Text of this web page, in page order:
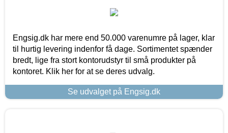
Engsig.dk har mere end 50.000 varenumre på lager, klar
til hurtig levering indenfor få dage. Sortimentet spænder
bredt, lige fra stort kontorudstyr til små produkter på
kontoret. Klik her for at se deres udvalg.
Se udvalget på Engsig.dk